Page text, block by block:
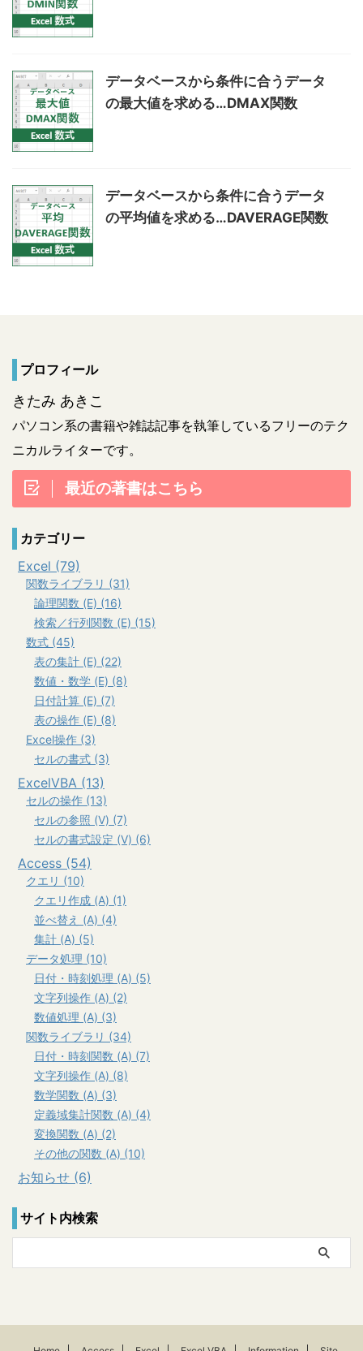
データベースから条件に合うデータ
の最大値を求める…DMAX関数
データベースから条件に合うデータ
の平均値を求める…DAVERAGE関数
プロフィール
きたみ あきこ
パソコン系の書籍や雑誌記事を執筆しているフリーのテク
ニカルライターです。
最近の著書はこちら
カテゴリー
Excel (79)
関数ライブラリ (31)
論理関数 (E) (16)
検索／行列関数 (E) (15)
数式 (45)
表の集計 (E) (22)
数値・数学 (E) (8)
日付計算 (E) (7)
表の操作 (E) (8)
Excel操作 (3)
セルの書式 (3)
ExcelVBA (13)
セルの操作 (13)
セルの参照 (V) (7)
セルの書式設定 (V) (6)
Access (54)
クエリ (10)
クエリ作成 (A) (1)
並べ替え (A) (4)
集計 (A) (5)
データ処理 (10)
日付・時刻処理 (A) (5)
文字列操作 (A) (2)
数値処理 (A) (3)
関数ライブラリ (34)
日付・時刻関数 (A) (7)
文字列操作 (A) (8)
数学関数 (A) (3)
定義域集計関数 (A) (4)
変換関数 (A) (2)
その他の関数 (A) (10)
お知らせ (6)
サイト内検索